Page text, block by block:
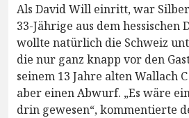
Als David Will einritt, war
33-Jährige aus dem hessischen
wollte natürlich die Schweiz
die nur ganz knapp vor den
seinem 13 Jahre alten Wallach
aber einen Abwurf. „Es wäre
drin gewesen“, kommentierte